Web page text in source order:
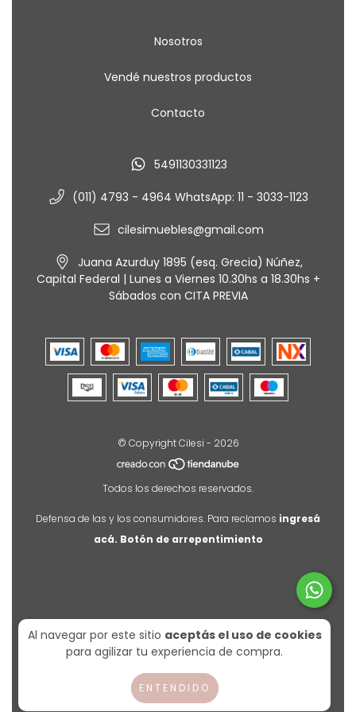
Al navegar por este sitio aceptás el uso de cookies
para agilizar tu experiencia de compra.
ENTENDIDO
Nosotros
Vendé nuestros productos
Contacto
5491130331123
(011) 4793 - 4964 WhatsApp: 11 - 3033-1123
cilesimuebles@gmail.com
Juana Azurduy 1895 (esq. Grecia) Núñez,
Capital Federal | Lunes a Viernes 10.30hs a 18.30hs +
Sábados con CITA PREVIA
© Copyright Cilesi - 2026
Todos los derechos reservados.
Defensa de las y los consumidores. Para reclamos ingresá
acá. Botón de arrepentimiento